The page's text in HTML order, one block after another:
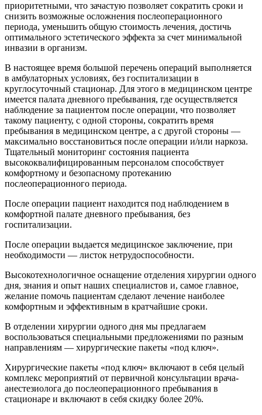
приоритетными, что зачастую позволяет сократить сроки и
снизить возможные осложнения послеоперационного
периода, уменьшить общую стоимость лечения, достичь
оптимального эстетического эффекта за счет минимальной
инвазии в организм.
В настоящее время большой перечень операций выполняется
в амбулаторных условиях, без госпитализации в
круглосуточный стационар. Для этого в медицинском центре
имеется палата дневного пребывания, где осуществляется
наблюдение за пациентом после операции, что позволяет
такому пациенту, с одной стороны, сократить время
пребывания в медицинском центре, а с другой стороны —
максимально восстановиться после операции и/или наркоза.
Тщательный мониторинг состояния пациента
высококвалифицированным персоналом способствует
комфортному и безопасному протеканию
послеоперационного периода.
После операции пациент находится под наблюдением в
комфортной палате дневного пребывания, без
госпитализации.
После операции выдается медицинское заключение, при
необходимости — листок нетрудоспособности.
Высокотехнологичное оснащение отделения хирургии одного
дня, знания и опыт наших специалистов и, самое главное,
желание помочь пациентам сделают лечение наиболее
комфортным и эффективным в кратчайшие сроки.
В отделении хирургии одного дня мы предлагаем
воспользоваться специальными предложениями по разным
направлениям — хирургические пакеты «под ключ».
Хирургические пакеты «под ключ» включают в себя целый
комплекс мероприятий от первичной консультации врача-
анестезиолога до послеоперационного пребывания в
стационаре и включают в себя скидку более 20%.